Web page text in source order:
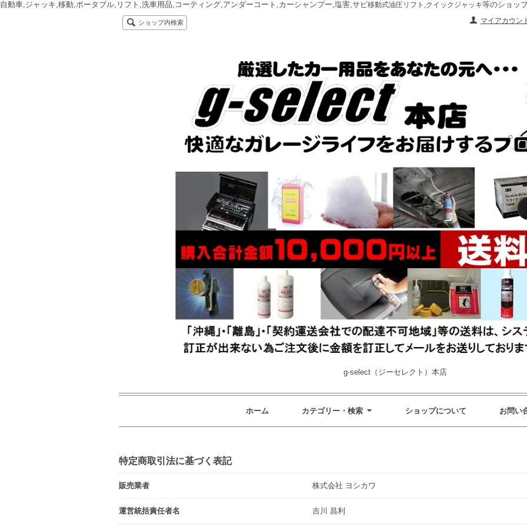
自動車,ジャッキ,移動,ポータブル,リフト,洗車用品,コーティング,アンダーコート,カーシャンプー,塩害,サビ移動式油圧リフト,クイックジャッキ等のショッ
マイアカウン
ショップ内検索
g-select（ジーセレクト）本店
ホーム カテゴリー・検索 ショップについて お問い
特定商取引法に基づく表記
販売業者 株式会社 ヨシカワ
運営統括責任者名 吉川 昌利